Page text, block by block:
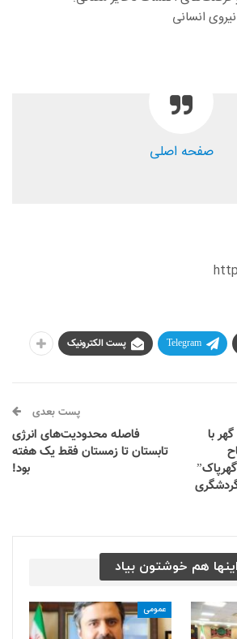
انسانی
صفحه اصلی
Telegram پست الکترونیک
با
پست بعدی
فاصله محدودیت‌های انرژی
تابستان تا زمستان فقط یک هفته
بود‌!
هم خوشتون بیاد
عمومی